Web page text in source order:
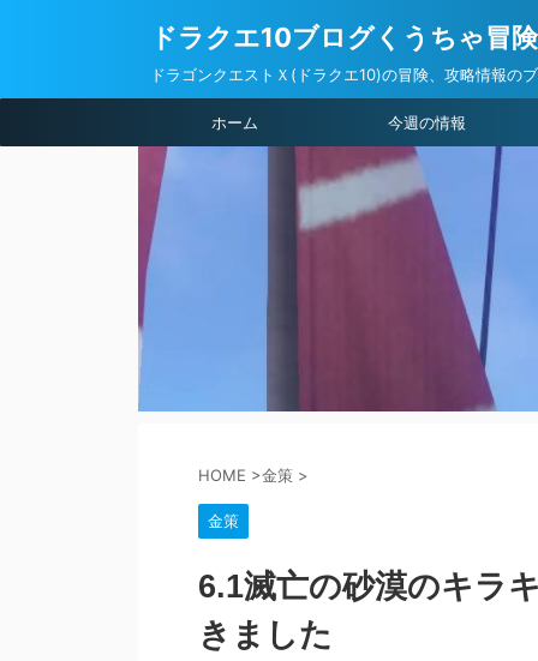
ドラクエ10ブログくうちゃ冒
ドラゴンクエストＸ(ドラクエ10)の冒険、攻略情報の
ホーム 今週の情報
HOME >金策 >
金策
6.1滅亡の砂漠のキラ
きました